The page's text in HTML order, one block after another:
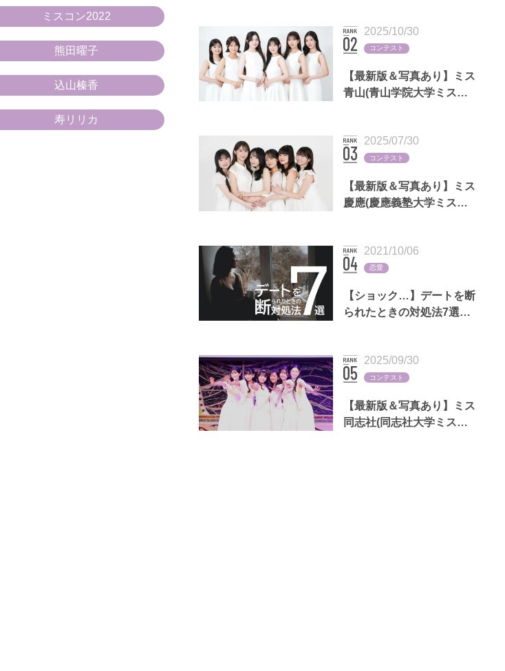
ミスコン2022
熊田曜子
込山榛香
寿リリカ
【最新版＆写真あり】ミス
青山(青山学院大学ミスコ
2025/10/30
コンテスト
【最新版＆写真あり】ミス
慶應(慶應義塾大学ミスコ
2025/07/30
コンテスト
【ショック…】デートを断
られたときの対処法7選｜
2021/10/06
恋愛
【最新版＆写真あり】ミス
同志社(同志社大学ミスコ
2025/09/30
コンテスト